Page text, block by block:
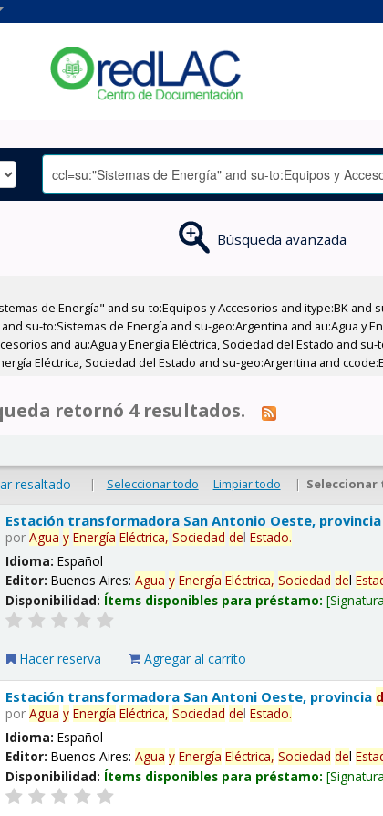
Búsqueda avanzada
de Energía" and su-to:Equipos y Accesorios and itype:BK and
su-to:Sistemas de Energía and su-geo:Argentina and au:Agua y
and au:Agua y Energía Eléctrica, Sociedad del Estado and
Eléctrica, Sociedad del Estado and su-geo:Argentina and
retornó 4 resultados.
resaltado | Seleccionar todo Limpiar todo |
Estación transformadora San Antonio Oeste, provincia
porAgua y Energía Eléctrica, Sociedad delEstado.
Idioma:Español
Editor:Buenos Aires:Agua y Energía Eléctrica, Sociedad del
Disponibilidad: Ítems disponibles para préstamo:
Hacer reserva Agregar al carrito
Estación transformadora San Antoni Oeste, provincia
porAgua y Energía Eléctrica, Sociedad delEstado.
Idioma:Español
Editor:Buenos Aires:Agua y Energía Eléctrica, Sociedad del
Disponibilidad: Ítems disponibles para préstamo: